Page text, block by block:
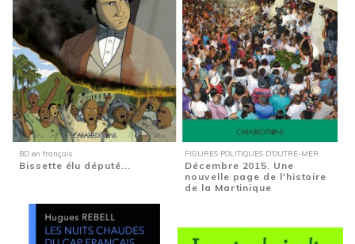
BD en français
Bissette élu député...
FIGURES POLITIQUES D'OUTRE-MER
Décembre 2015. Une
nouvelle page de l'histoire
de la Martinique